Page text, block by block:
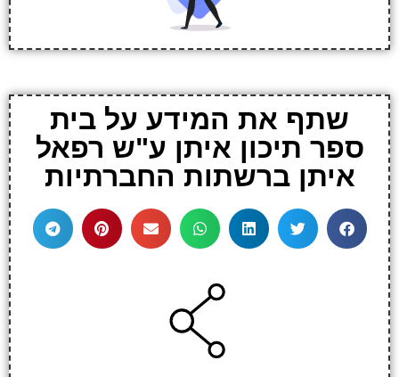
שתף את המידע על בית
ספר תיכון איתן ע"ש רפאל
איתן ברשתות החברתיות